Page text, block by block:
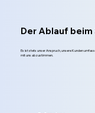
Der Ablauf
Es ist stets unser Anspruch, unsere Kunden
mit uns abzustimmen.